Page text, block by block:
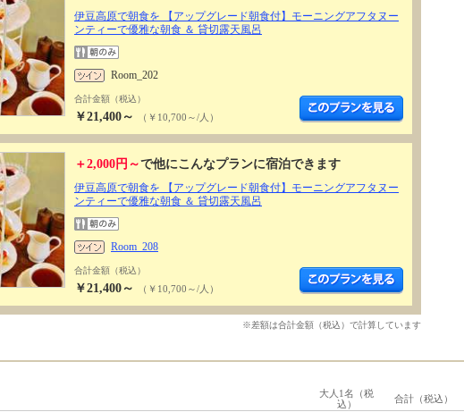
伊豆高原で朝食を 【アップグレード朝食付】モーニングアフタヌー
ンティーで優雅な朝食 ＆ 貸切露天風呂
Room_202
合計金額（税込）
￥21,400～ （￥10,700～/人）
＋2,000円～で他にこんなプランに宿泊できます
伊豆高原で朝食を 【アップグレード朝食付】モーニングアフタヌー
ンティーで優雅な朝食 ＆ 貸切露天風呂
Room_208
合計金額（税込）
￥21,400～ （￥10,700～/人）
※差額は合計金額（税込）で計算しています
大人1名（税
込）
合計（税込）